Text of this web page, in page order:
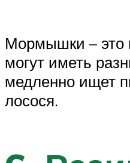
Мормышки – это
могут иметь
медленно ищет
лосося.